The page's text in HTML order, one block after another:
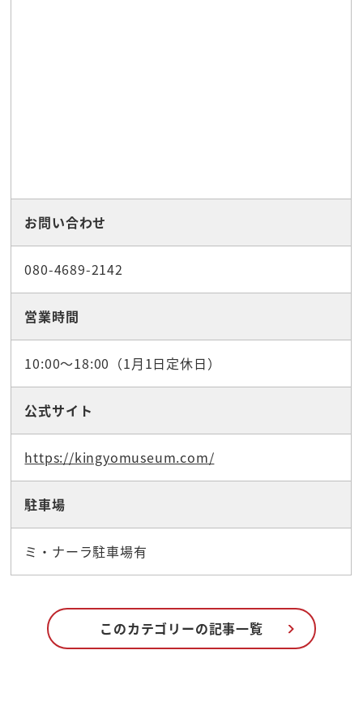
お問い合わせ
080-4689-2142
営業時間
10:00～18:00（1月1日定休日）
公式サイト
https://kingyomuseum.com/
駐車場
ミ・ナーラ駐車場有
このカテゴリーの記事一覧